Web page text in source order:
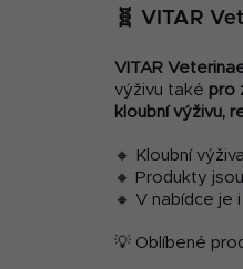
🧬 VITAR
VITAR
výživu také pro
kloubní výživu,
🔸 Kloubní výživa
🔸 Produkty
🔸 V nabídce je i
💡 Oblíbené